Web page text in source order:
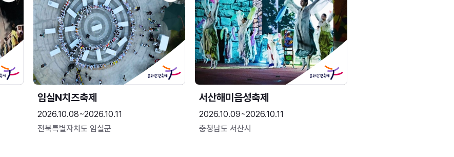
임실N치즈축제
2026.10.08~2026.10.11
전북특별자치도 임실군
서산해미읍성축제
2026.10.09~2026.10.11
충청남도 서산시